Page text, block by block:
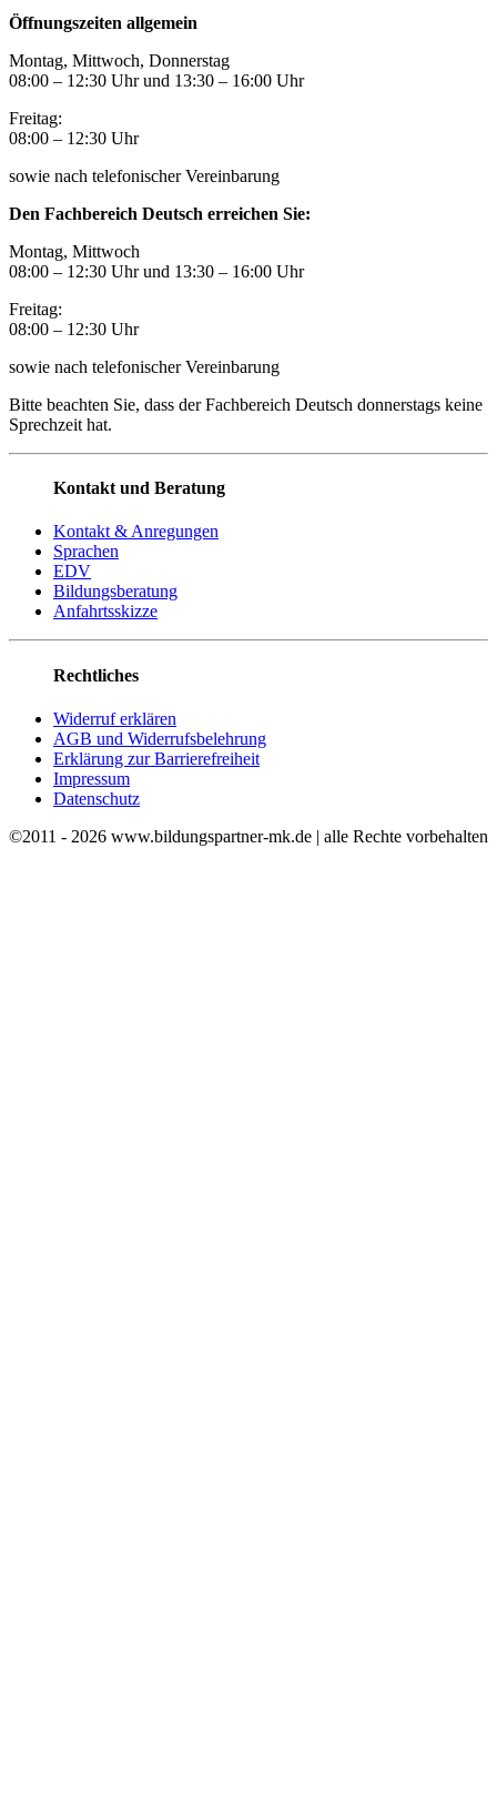
Öffnungszeiten allgemein
Montag, Mittwoch, Donnerstag
08:00 – 12:30 Uhr und 13:30 – 16:00 Uhr
Freitag:
08:00 – 12:30 Uhr
sowie nach telefonischer Vereinbarung
Den Fachbereich Deutsch erreichen Sie:
Montag, Mittwoch
08:00 – 12:30 Uhr und 13:30 – 16:00 Uhr
Freitag:
08:00 – 12:30 Uhr
sowie nach telefonischer Vereinbarung
Bitte beachten Sie, dass der Fachbereich Deutsch donnerstags keine
Sprechzeit hat.
Kontakt und Beratung
Kontakt & Anregungen
Sprachen
EDV
Bildungsberatung
Anfahrtsskizze
Rechtliches
Widerruf erklären
AGB und Widerrufsbelehrung
Erklärung zur Barrierefreiheit
Impressum
Datenschutz
©2011 - 2026 www.bildungspartner-mk.de | alle Rechte vorbehalten